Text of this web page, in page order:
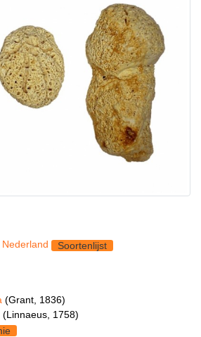
Soortenlijst
(Grant, 1836)
(Linnaeus, 1758)